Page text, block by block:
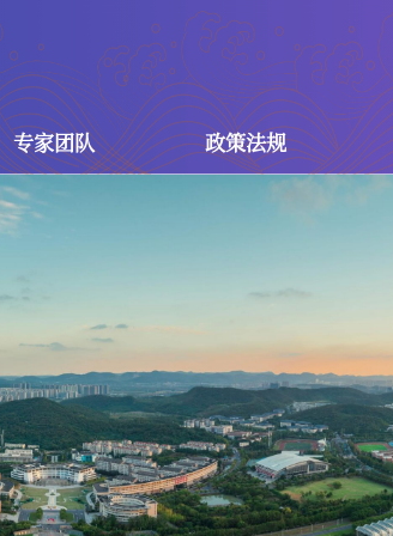
专家团队 政策法规
专家团队 政策法规